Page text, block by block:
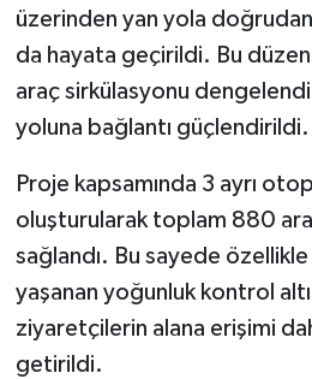
üzerinden yan yola
da hayata geçirildi. Bu
araç sirkülasyonu
yoluna bağlantı güçlendirildi.
Proje kapsamında 3 ayrı
oluşturularak toplam 880
sağlandı. Bu sayede özellikle
yaşanan yoğunluk kontrol
ziyaretçilerin alana erişimi
getirildi.